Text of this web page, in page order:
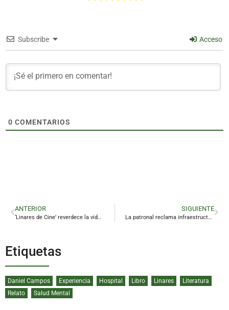
Subscribe Acceso
0 COMENTARIOS
ANTERIOR
‘Linares de Cine’ reverdece la vida cotidiana de los linarenses de la época analógica
SIGUIENTE
La patronal reclama infraestructuras clave para no frenar el crecimiento de la provincia
Etiquetas
Daniel Campos Experiencia Hospital Libro Linares
Literatura
Relato
Salud Mental